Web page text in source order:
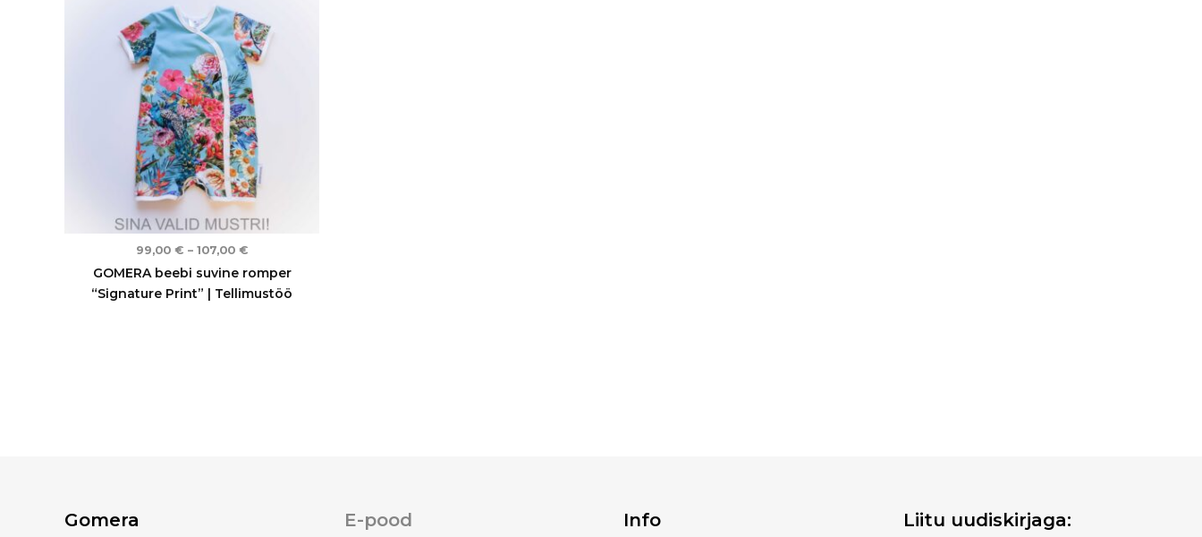
99,00 € – 107,00 €
kuni
107,00 €
GOMERA beebi suvine romper
“Signature Print” | Tellimustöö
Gomera E-pood Info Liitu uudiskirjaga: